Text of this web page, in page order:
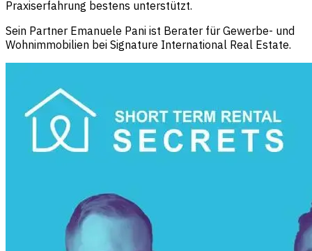
Praxiserfahrung bestens unterstützt.
Sein Partner Emanuele Pani ist Berater für Gewerbe- und
Wohnimmobilien bei Signature International Real Estate.